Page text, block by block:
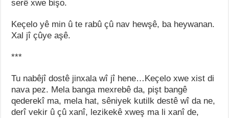
serê xwe bişo.
Keçelo yê min û te rabû çû nav hewşê, ba heywanan.
Xal jî çûye aşê.
***
Tu nabêjî dostê jinxala wî jî hene…Keçelo xwe xist di
nava pez. Mela banga mexrebê da, pişt bangê
qederekî ma, mela hat, sêniyek kutilk destê wî da ne,
derî vekir û çû xanî, lezikekê xweş ma li xanî de,